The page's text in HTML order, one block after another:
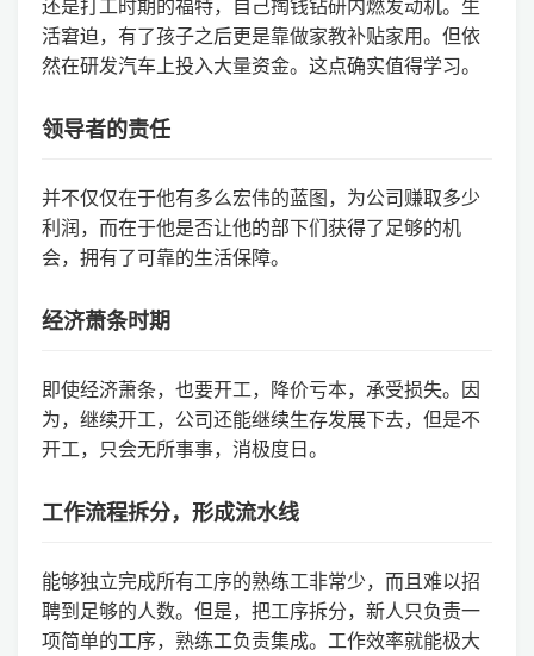
还是打工时期的福特，自己掏钱钻研内燃发动机。生
活窘迫，有了孩子之后更是靠做家教补贴家用。但依
然在研发汽车上投入大量资金。这点确实值得学习。
领导者的责任
并不仅仅在于他有多么宏伟的蓝图，为公司赚取多少
利润，而在于他是否让他的部下们获得了足够的机
会，拥有了可靠的生活保障。
经济萧条时期
即使经济萧条，也要开工，降价亏本，承受损失。因
为，继续开工，公司还能继续生存发展下去，但是不
开工，只会无所事事，消极度日。
工作流程拆分，形成流水线
能够独立完成所有工序的熟练工非常少，而且难以招
聘到足够的人数。但是，把工序拆分，新人只负责一
项简单的工序，熟练工负责集成。工作效率就能极大